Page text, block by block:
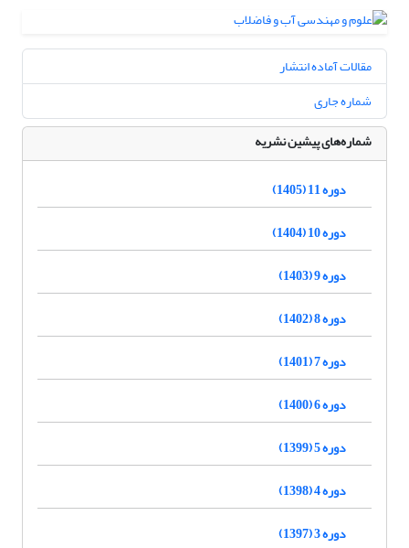
مقالات آماده انتشار
شماره جاری
شماره‌های پیشین نشریه
دوره 11 (1405)
دوره 10 (1404)
دوره 9 (1403)
دوره 8 (1402)
دوره 7 (1401)
دوره 6 (1400)
دوره 5 (1399)
دوره 4 (1398)
دوره 3 (1397)